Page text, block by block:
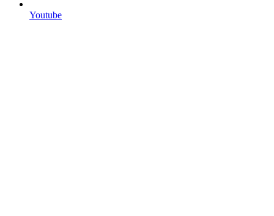
Youtube